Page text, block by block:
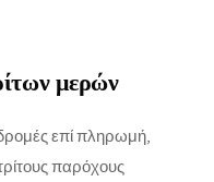
μερών
επί πληρωμή,
παρόχους